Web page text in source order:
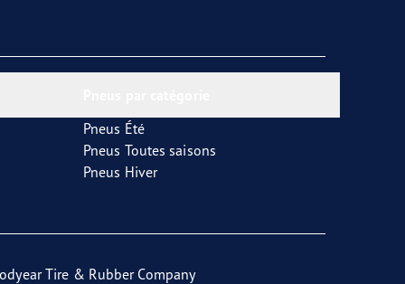
Pneus Été
Pneus Toutes saisons
Pneus Hiver
Tire & Rubber Company